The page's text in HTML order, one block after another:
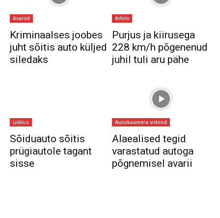
Avariid
Kriminaalses joobes
juht sõitis auto küljed
siledaks
Arhiiv
Purjus ja kiirusega
228 km/h põgenenud
juhil tuli aru pähe
Liiklus
Sõiduauto sõitis
prügiautole tagant
sisse
Autokaamera videod
Alaealised tegid
varastatud autoga
põgnemisel avarii